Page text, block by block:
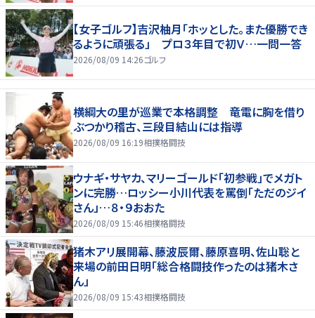
【女子ゴルフ】吉沢柚月「ホッとした。また優勝でき
るように頑張る」 プロ３年目で初Ｖ…一問一答
2026/08/09 14:26ゴルフ
横綱大の里が巡業で本格調整 竜電に胸を借り
ぶつかり稽古、三段目結山には指導
2026/08/09 16:19相撲格闘技
ウナギ・サヤカ、マリーゴールド「初参戦」でメガト
ンに完勝…ロッシー小川代表を罵倒「ただのジイ
さん」…８・９おおた
2026/08/09 15:46相撲格闘技
猪木アリ展開幕、藤波辰爾、藤原喜明、佐山聡と
来場の前田日明「総合格闘技作ったのは猪木さ
ん」
2026/08/09 15:43相撲格闘技